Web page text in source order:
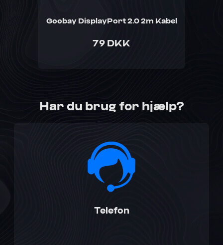
Goobay DisplayPort 2.0 2m Kabel
79 DKK
Har du brug for hjælp?
Telefon